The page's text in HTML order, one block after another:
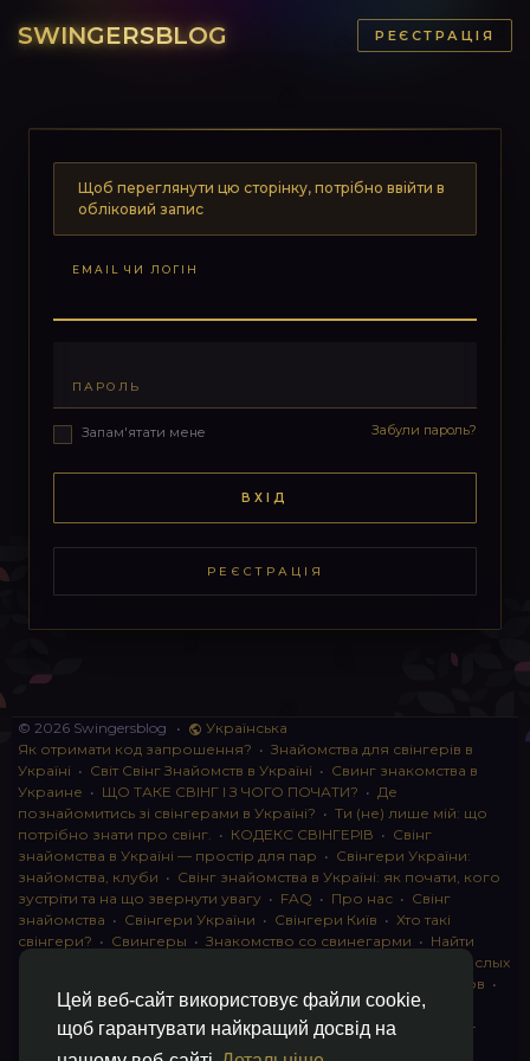
Цей веб-сайт використовує файли cookie,
щоб гарантувати найкращий досвід на
SWINGERSBLOG РЕЄСТРАЦІЯ
Щоб переглянути цю сторінку, потрібно ввійти в
обліковий запис
EMAIL ЧИ ЛОГІН
ПАРОЛЬ
Запам'ятати мене Забули пароль?
ВХІД
РЕЄСТРАЦІЯ
© 2026 Swingersblog •
Українська
Як отримати код запрошення? • Знайомства для свінгерів в
Україні • Світ Свінг Знайомств в Україні • Свинг знакомства в
Украине • ЩО ТАКЕ СВІНГ І З ЧОГО ПОЧАТИ? • Де
познайомитись зі свінгерами в Україні? • Ти (не) лише мій: що
потрібно знати про свінг. • КОДЕКС СВІНГЕРІВ • Свінг
знайомства в Україні — простір для пар • Свінгери України:
знайомства, клуби • Свінг знайомства в Україні: як почати, кого
зустріти та на що звернути увагу • FAQ • Про нас • Свінг
знайомства • Свінгери України • Свінгери Київ • Хто такі
свінгери? • Свингеры • Знакомство со свинегарми • Найти
instagram для взрослых
Клуб свингеров •
Конфіденційність• Правила• Партнерська програма
Свингеры •Свинг-пати•О свингерах откровенно
Свинг-
клуб: что это и как работает